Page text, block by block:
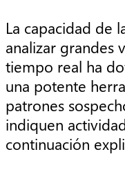
La capacidad de
analizar grandes
tiempo real ha
una potente
patrones
indiquen
continuación